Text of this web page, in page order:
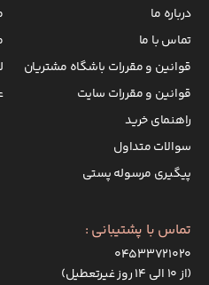
درباره ما
تماس با ما
قوانین و مقررات باشگاه مشتریان
قوانین و مقررات سایت
راهنمای خرید
سوالات متداول
پیگیری مرسوله پستی
تماس با پشتیبانی :
۰۴۵۳۳۷۲۱۰۲۰
(از ۱۰ الی ۱۴ روز غیرتعطیل)